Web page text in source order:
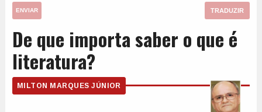
ENVIAR TRADUZIR
De que importa saber o que é
literatura?
MILTON MARQUES JÚNIOR